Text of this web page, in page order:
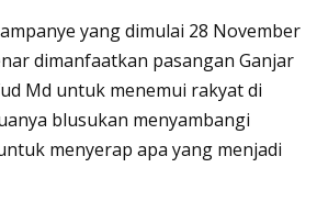
yang dimulai 28 November
dimanfaatkan pasangan Ganjar
Md untuk menemui rakyat di
blusukan menyambangi
menyerap apa yang menjadi